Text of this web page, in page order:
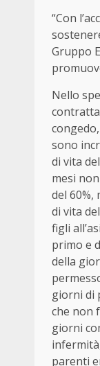
“Con
Gruppo
Nello
sono
di vita
mesi
del
di vita
figli
primo e
della
giorni di
che non
giorni
parenti